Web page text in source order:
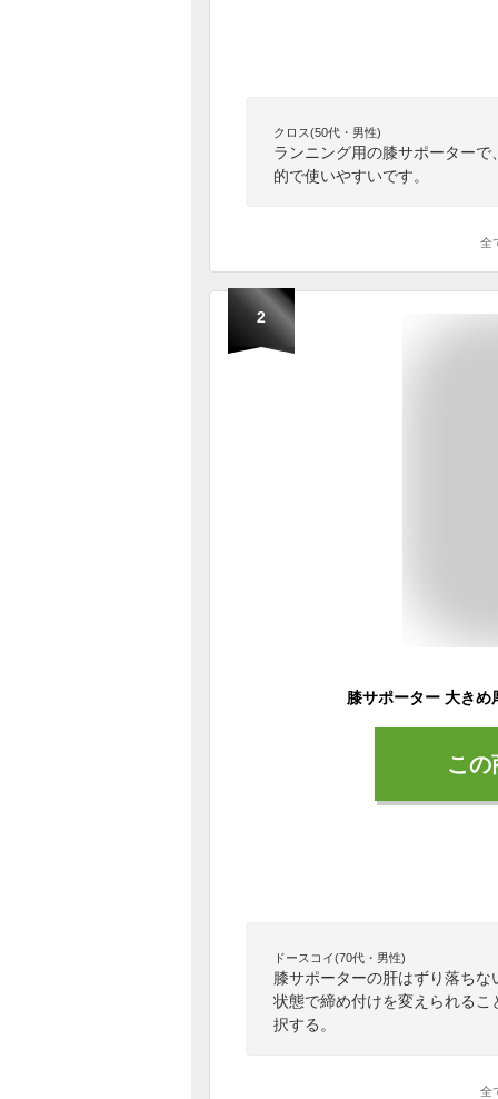
クロス(50代・男性)
ランニング用の膝サポーター
的で使いやすいです。
全
2
こ
ドースコイ(70代・男性)
膝サポーターの肝はずり落ち
状態で締め付けを変えられる
択する。
全